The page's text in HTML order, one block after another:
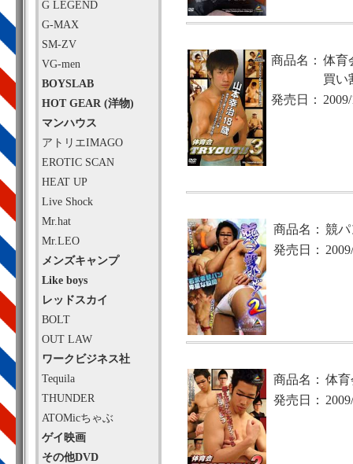
G LEGEND
G-MAX
SM-ZV
VG-men
BOYSLAB
HOT GEAR (洋物)
マンハウス
アトリエIMAGO
EROTIC SCAN
HEAT UP
Live Shock
Mr.hat
Mr.LEO
メンズキャンプ
Like boys
レッドスカイ
BOLT
OUT LAW
ワークビジネス社
Tequila
THUNDER
ATOMicちゃぶ
ゲイ映画
その他DVD
商品名： 体育
買い
発売日：
商品名： 競パ
発売日：
商品名： 体
発売日：